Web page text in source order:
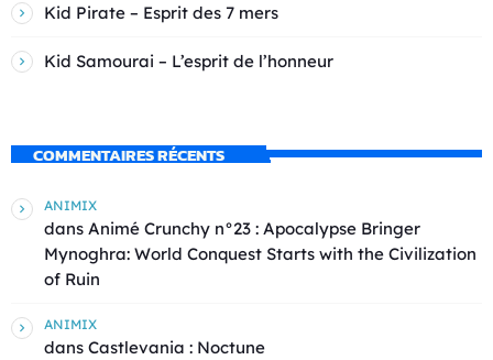
Kid Pirate – Esprit des 7 mers
Kid Samourai – L’esprit de l’honneur
COMMENTAIRES RÉCENTS
ANIMIX
dans Animé Crunchy n°23 : Apocalypse Bringer
Mynoghra: World Conquest Starts with the Civilization
of Ruin
ANIMIX
dans Castlevania : Noctune